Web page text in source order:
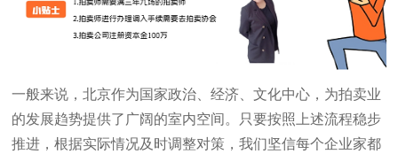
一般来说，北京作为国家政治、经济、文化中心，为拍卖业
的发展趋势提供了广阔的室内空间。只要按照上述流程稳步
推进，根据实际情况及时调整对策，我们坚信每个企业家都